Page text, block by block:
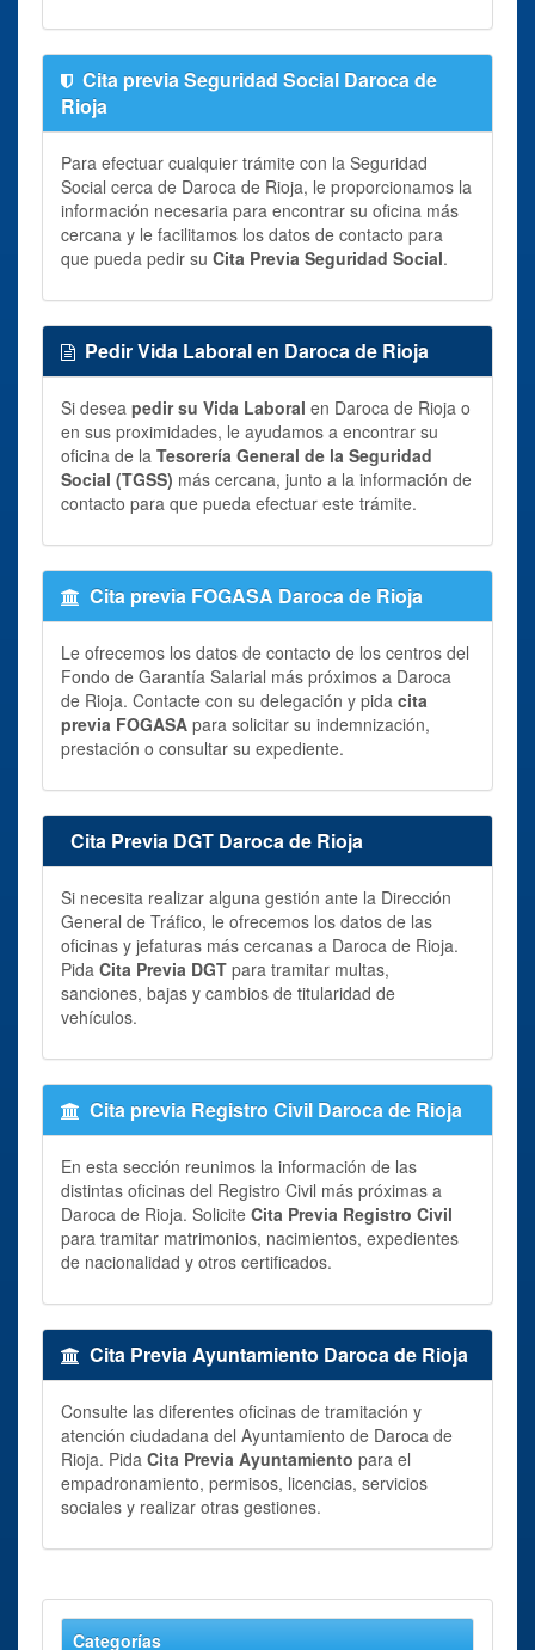
Cita previa Seguridad Social Daroca de
Rioja
Para efectuar cualquier trámite con la Seguridad
Social cerca de Daroca de Rioja, le proporcionamos la
información necesaria para encontrar su oficina más
cercana y le facilitamos los datos de contacto para
que pueda pedir su Cita Previa Seguridad Social.
Pedir Vida Laboral en Daroca de Rioja
Si desea pedir su Vida Laboral en Daroca de Rioja o
en sus proximidades, le ayudamos a encontrar su
oficina de la Tesorería General de la Seguridad
Social (TGSS) más cercana, junto a la información de
contacto para que pueda efectuar este trámite.
Cita previa FOGASA Daroca de Rioja
Le ofrecemos los datos de contacto de los centros del
Fondo de Garantía Salarial más próximos a Daroca
de Rioja. Contacte con su delegación y pida cita
previa FOGASA para solicitar su indemnización,
prestación o consultar su expediente.
Cita Previa DGT Daroca de Rioja
Si necesita realizar alguna gestión ante la Dirección
General de Tráfico, le ofrecemos los datos de las
oficinas y jefaturas más cercanas a Daroca de Rioja.
Pida Cita Previa DGT para tramitar multas,
sanciones, bajas y cambios de titularidad de
vehículos.
Cita previa Registro Civil Daroca de Rioja
En esta sección reunimos la información de las
distintas oficinas del Registro Civil más próximas a
Daroca de Rioja. Solicite Cita Previa Registro Civil
para tramitar matrimonios, nacimientos, expedientes
de nacionalidad y otros certificados.
Cita Previa Ayuntamiento Daroca de Rioja
Consulte las diferentes oficinas de tramitación y
atención ciudadana del Ayuntamiento de Daroca de
Rioja. Pida Cita Previa Ayuntamiento para el
empadronamiento, permisos, licencias, servicios
sociales y realizar otras gestiones.
Categorías